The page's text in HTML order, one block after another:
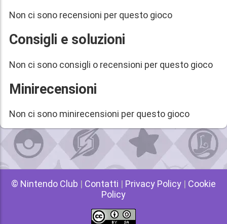
Non ci sono recensioni per questo gioco
Consigli e soluzioni
Non ci sono consigli o recensioni per questo gioco
Minirecensioni
Non ci sono minirecensioni per questo gioco
© Nintendo Club | Contatti | Privacy Policy | Cookie
Policy